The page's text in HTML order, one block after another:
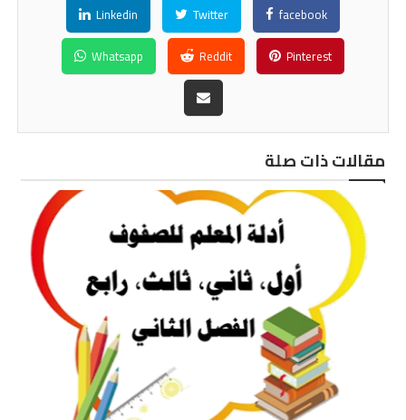
facebook
Twitter
Linkedin
Pinterest
Reddit
Whatsapp
مقالات ذات صلة